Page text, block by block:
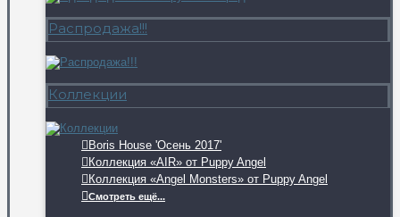
Распродажа!!!
Коллекции
Boris House 'Осень 2017'
Коллекция «AIR» от Puppy Angel
Коллекция «Angel Monsters» от Puppy Angel
Смотреть ещё...